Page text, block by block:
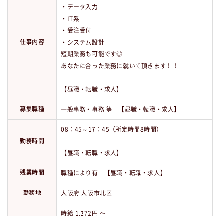
仕事内容
・データ入力
・IT系
・受注受付
・システム設計
短期業務も可能です◎
あなたに合った業務に就いて頂きます！！
【昼職・転職・求人】
募集職種 一般事務・事務 等 【昼職・転職・求人】
勤務時間
08：45～17：45（所定時間8時間）
【昼職・転職・求人】
残業時間 職種により有 【昼職・転職・求人】
勤務地 大阪府 大阪市北区
時給 1,272円 〜